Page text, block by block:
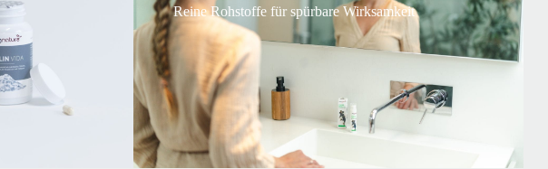
Reine Rohstoffe für spürbare Wirksamkeit